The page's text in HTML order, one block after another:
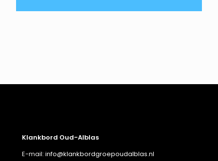
Klankbord Oud-Alblas
E-mail: info@klankbordgroepoudalblas.nl